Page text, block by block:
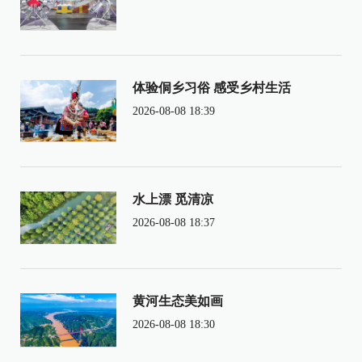
体验侗乡习俗 感受乡村生活
2026-08-08 18:39
水上漂 觅清凉
2026-08-08 18:37
黄河生态美如画
2026-08-08 18:30